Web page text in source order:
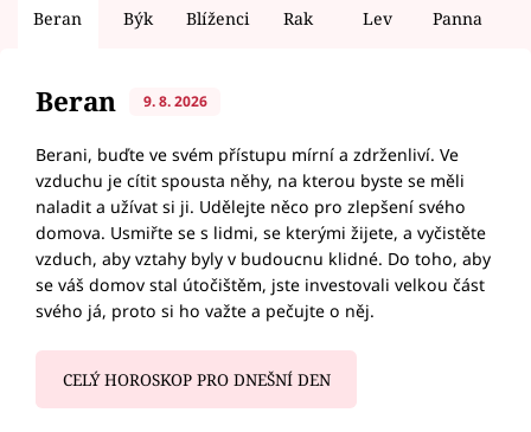
Beran Býk Blíženci Rak Lev Panna
Beran 9. 8. 2026
Berani, buďte ve svém přístupu mírní a zdrženliví. Ve
vzduchu je cítit spousta něhy, na kterou byste se měli
naladit a užívat si ji. Udělejte něco pro zlepšení svého
domova. Usmiřte se s lidmi, se kterými žijete, a vyčistěte
vzduch, aby vztahy byly v budoucnu klidné. Do toho, aby
se váš domov stal útočištěm, jste investovali velkou část
svého já, proto si ho važte a pečujte o něj.
CELÝ HOROSKOP PRO DNEŠNÍ DEN